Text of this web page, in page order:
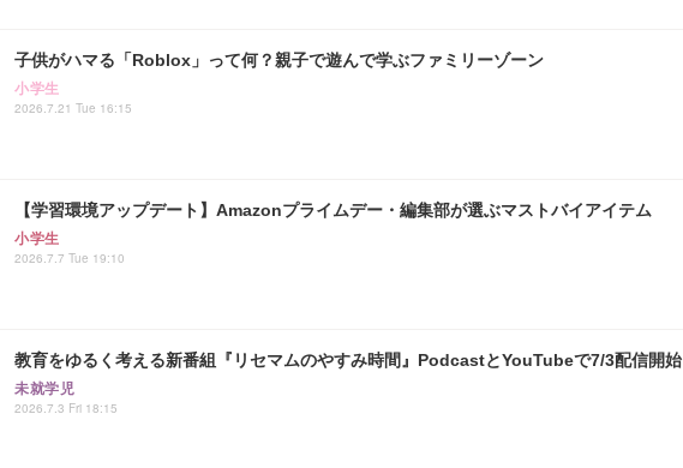
子供がハマる「Roblox」って何？親子で遊んで学ぶファミリーゾーン
小学生
2026.7.21 Tue 16:15
【学習環境アップデート】Amazonプライムデー・編集部が選ぶマストバイアイテム
小学生
2026.7.7 Tue 19:10
教育をゆるく考える新番組『リセマムのやすみ時間』PodcastとYouTubeで7/3配信開始
未就学児
2026.7.3 Fri 18:15